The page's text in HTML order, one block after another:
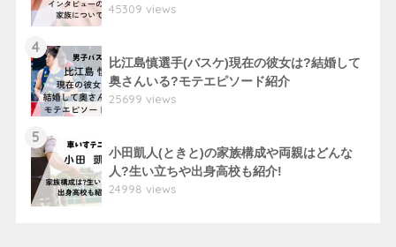
45309 views
4
比江島慎選手(バスケ)現在の彼女は?結婚して
奥さんいる?モテエピソード紹介
25699 views
5
小田凱人(ときと)の家族構成や両親はどんな
人?生い立ちや出身高校も紹介!
24998 views